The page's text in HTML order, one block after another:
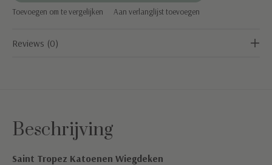
Toevoegen om te vergelijken Aan verlanglijst toevoegen
Reviews (0)
Beschrijving
Saint Tropez Katoenen Wiegdeken